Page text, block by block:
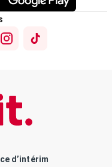
d’intérim